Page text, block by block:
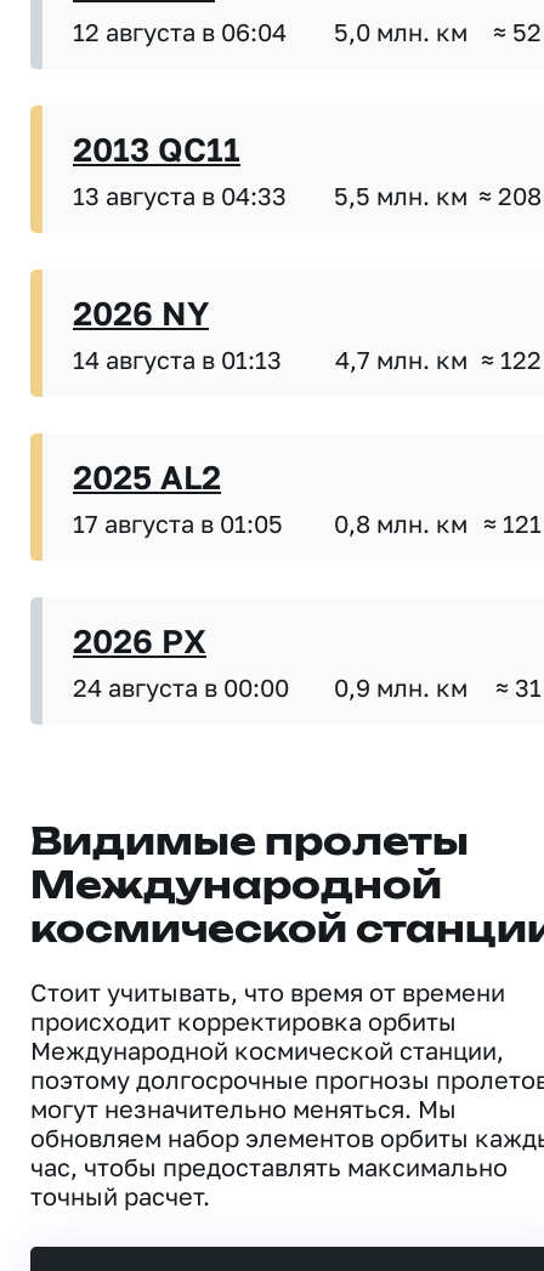
12 августа в 06:04 5,0 млн. км ≈
2013 QC11
13 августа в 04:33 5,5 млн. км ≈
2026 NY
14 августа в 01:13 4,7 млн. км ≈
2025 AL2
17 августа в 01:05 0,8 млн. км ≈
2026 PX
24 августа в 00:00 0,9 млн. км ≈
Видимые пролеты
Международной
космической
Стоит учитывать, что время от времени
происходит корректировка орбиты
Международной космической станции,
поэтому долгосрочные прогнозы
могут незначительно меняться. Мы
обновляем набор элементов орбиты
час, чтобы предоставлять максимально
точный расчет.